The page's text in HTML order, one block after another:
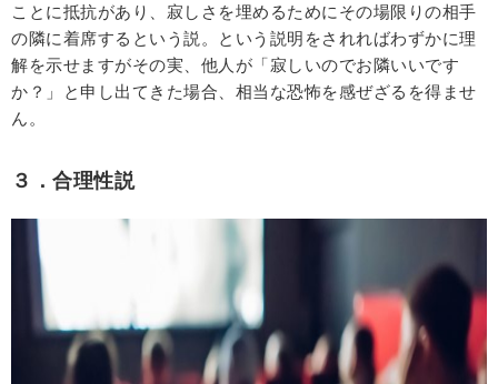
ことに抵抗があり、寂しさを埋めるためにその場限りの相手
の隣に着席するという説。という説明をされればわずかに理
解を示せますがその実、他人が「寂しいのでお隣いいです
か？」と申し出てきた場合、相当な恐怖を感ぜざるを得ませ
ん。
３．合理性説